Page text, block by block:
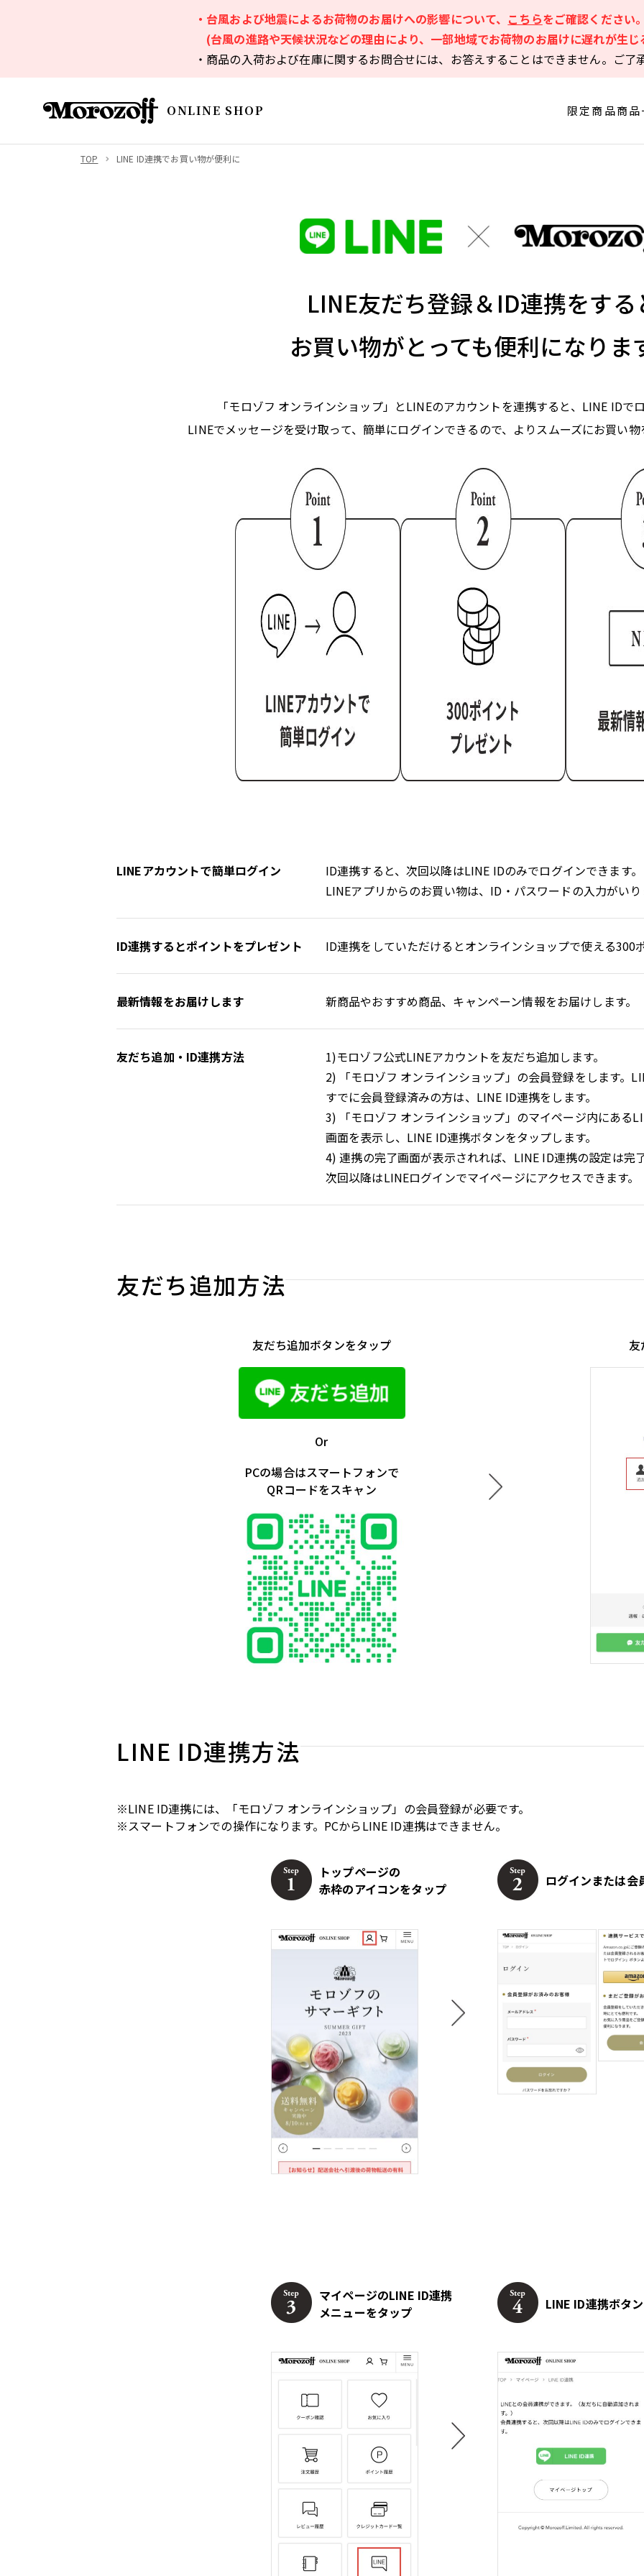
・台風および地震によるお荷物のお届けへの影響について、 こちらをご確認ください
(台風の進路や天候状況などの理由により、一部地域でお荷物のお届けに遅れが生
・商品の入荷および在庫に関するお問合せには、お答えすることはできません。ご了
ONLINE SHOP 限定商品商
TOP LINE ID連携でお買い物が便利に
LINE友だち登録＆ID連携をする
お買い物がとっても便利になりま
「モロゾフ オンラインショップ」とLINEのアカウントを連携すると、LINE IDで
LINEでメッセージを受け取って、簡単にログインできるので、よりスムーズにお買い
LINEアカウントで簡単ログイン
ID連携すると、次回以降はLINE IDのみでログインできます。
LINEアプリからのお買い物は、ID・パスワードの入力がい
ID連携するとポイントをプレゼント ID連携をしていただけるとオンラインショップで使える300
最新情報をお届けします 新商品やおすすめ商品、キャンペーン情報をお届けします。
友だち追加・ID連携方法
1)モロゾフ公式LINEアカウントを友だち追加します。
2) 「モロゾフ オンラインショップ」の会員登録をします。
すでに会員登録済みの方は、LINE ID連携をします。
3) 「モロゾフ オンラインショップ」のマイページ内にある
画面を表示し、LINE ID連携ボタンをタップします。
4) 連携の完了画面が表示されれば、LINE ID連携の設定は完
次回以降はLINEログインでマイページにアクセスできます。
友だち追加方法
友だち追加ボタンをタップ
Or
PCの場合はスマートフォンで
QRコードをスキャン
LINE ID連携方法
※LINE ID連携には、「モロゾフ オンラインショップ」の会員登録が必要です。
※スマートフォンでの操作になります。PCからLINE ID連携はできません。
トップページの
赤枠のアイコンをタップ
ログインまたは会
マイページのLINE ID連携
メニューをタップ
LINE ID連携ボタ